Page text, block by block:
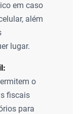
em caso
além
lugar.
o
fiscais
para